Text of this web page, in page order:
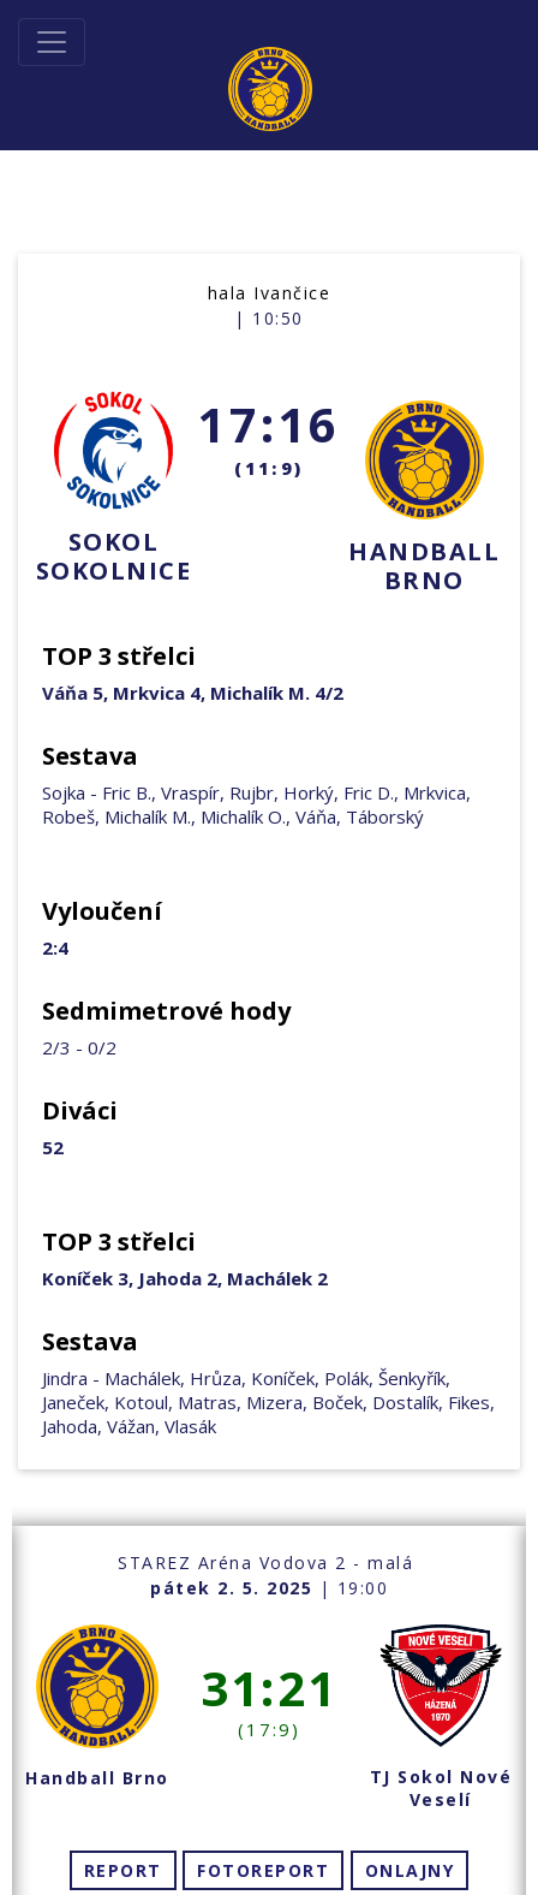
hala Ivančice
| 10:50
SOKOL
SOKOLNICE
17:16
(11:9)
HANDBALL
BRNO
TOP 3 střelci
Váňa 5, Mrkvica 4, Michalík M. 4/2
Sestava
Sojka - Fric B., Vraspír, Rujbr, Horký, Fric D., Mrkvica,
Robeš, Michalík M., Michalík O., Váňa, Táborský
Vyloučení
2:4
Sedmimetrové hody
2/3 - 0/2
Diváci
52
TOP 3 střelci
Koníček 3, Jahoda 2, Machálek 2
Sestava
Jindra - Machálek, Hrůza, Koníček, Polák, Šenkyřík,
Janeček, Kotoul, Matras, Mizera, Boček, Dostalík, Fikes,
Jahoda, Vážan, Vlasák
STAREZ Aréna Vodova 2 - malá
pátek 2. 5. 2025 | 19:00
Handball Brno
31:21
(17:9)
TJ Sokol Nové
Veselí
REPORT FOTOREPORT ONLAJNY